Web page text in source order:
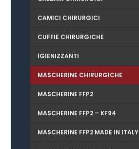
CAMICI CHIRURGICI
CUFFIE CHIRURGICHE
IGIENIZZANTI
MASCHERINE CHIRURGICHE
MASCHERINE FFP2
MASCHERINE FFP2 – KF94
MASCHERINE FFP2 MADE IN ITALY